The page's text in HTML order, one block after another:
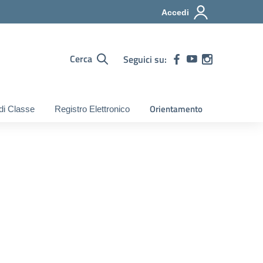
Accedi
Cerca Seguici su:
Classe Registro Elettronico Orientamento